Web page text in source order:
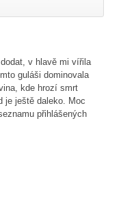
v hlavě mi vířila
guláši dominovala
kde hrozí smrt
je ještě daleko. Moc
přihlášených